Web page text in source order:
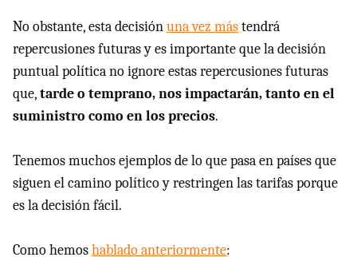
No obstante, esta decisiónuna vez mástendrá
repercusiones futuras y es importante que la decisión
puntual política no ignore estas repercusiones futuras
que,tarde o temprano, nos impactarán, tanto en el
suministro como en los precios.
Tenemos muchos ejemplos de lo que pasa en países que
siguen el camino político y restringen las tarifas porque
es la decisión fácil.
Como hemoshablado anteriormente: